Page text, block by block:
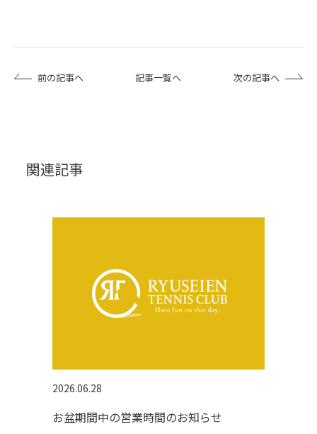
前の記事へ 記事一覧へ 次の記事へ
関連記事
2026.06.28
お盆期間中の営業時間のお知らせ